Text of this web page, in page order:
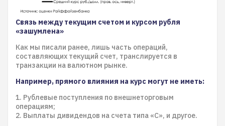
Связь между текущим счетом и курсом рубля
«зашумлена»
Как мы писали ранее, лишь часть операций,
составляющих текущий счет, транслируется в
транзакции на валютном рынке.
Например, прямого влияния на курс могут не иметь:
1. Рублевые поступления по внешнеторговым
операциям;
2. Выплаты дивидендов на счета типа «С», и другое.